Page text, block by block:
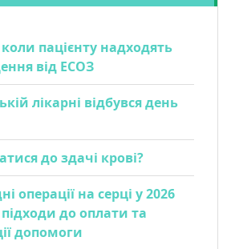
пацієнту надходять
від ЕСОЗ
лікарні відбувся день
до здачі крові?
операції на серці у 2026
до оплати та
допомоги